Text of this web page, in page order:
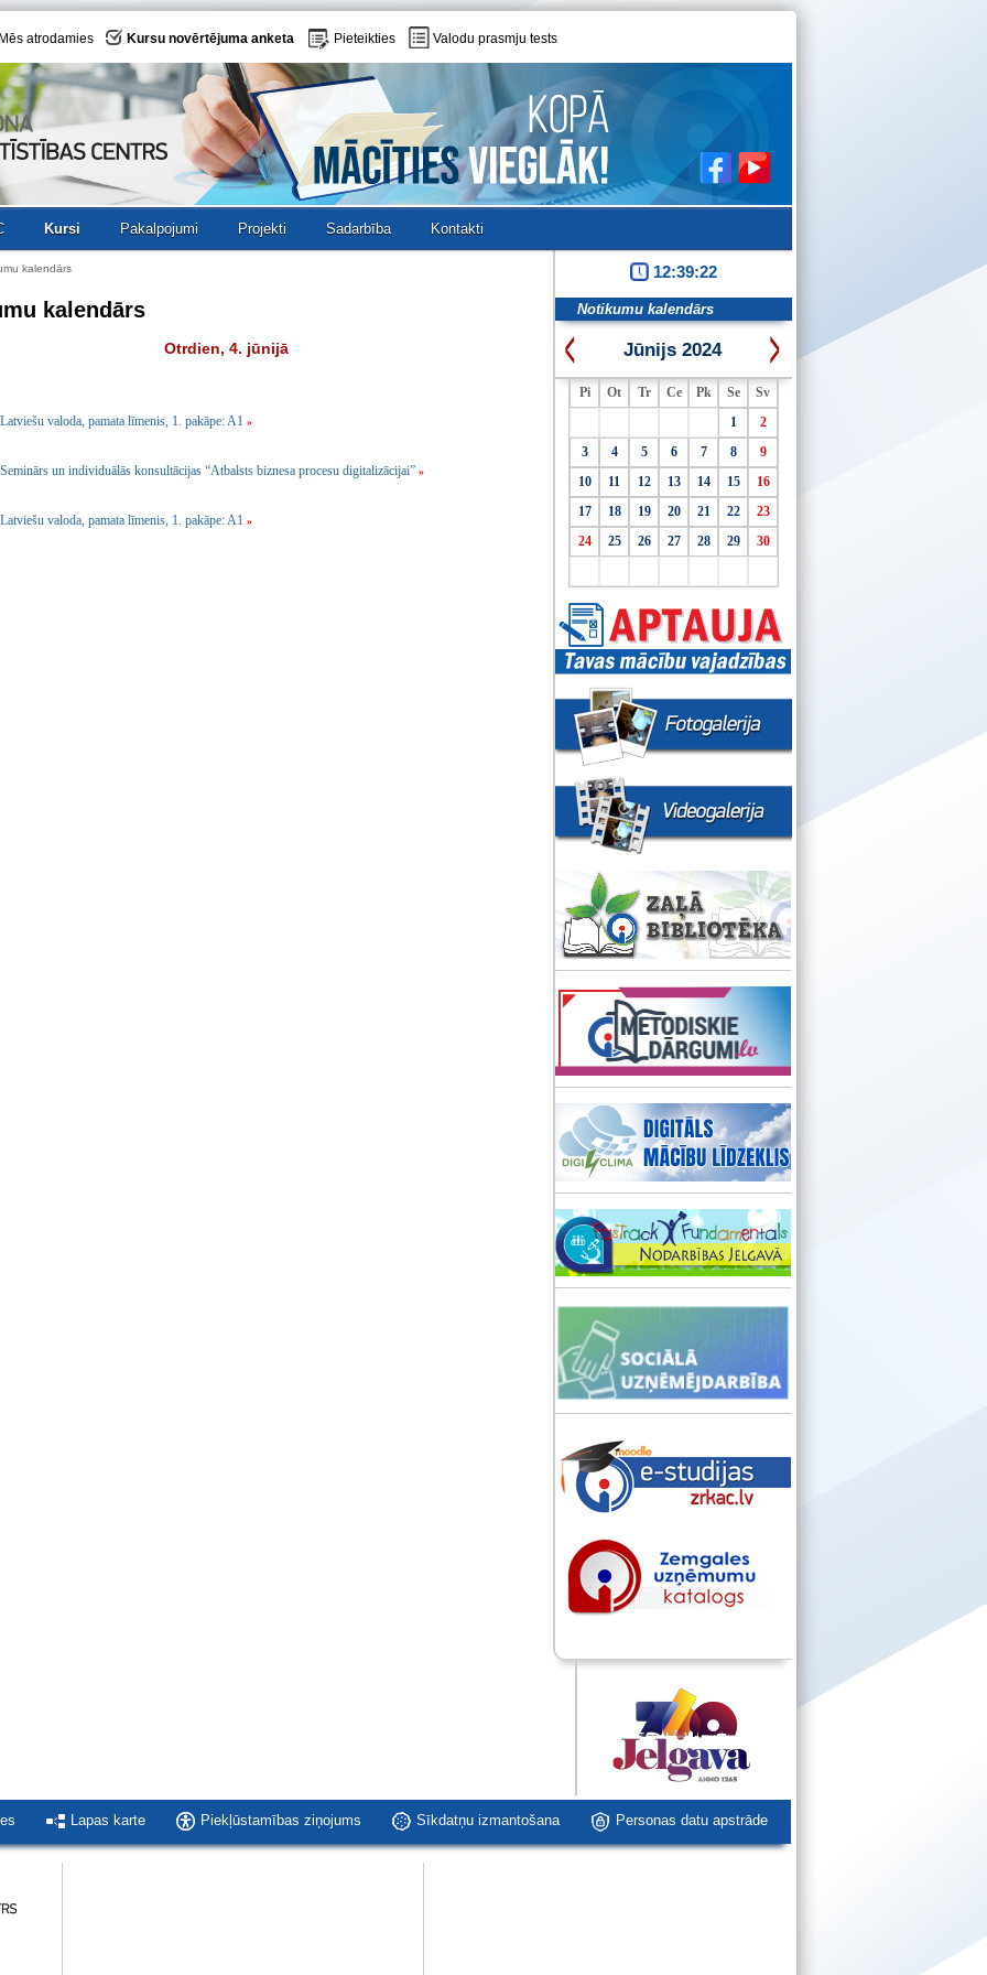
Mēs atrodamies Kursu novērtējuma anketa Pieteikties Valodu prasmju tests
Kursi Pakalpojumi Projekti Sadarbība Kontakti
kalendārs
kalendārs
Otrdien, 4. jūnijā
Latviešu valoda, pamata līmenis, 1. pakāpe: A1 »
Seminārs un individuālās konsultācijas “Atbalsts biznesa procesu digitalizācijai” »
Latviešu valoda, pamata līmenis, 1. pakāpe: A1 »
12:39:22
Notikumu kalendārs
Jūnijs 2024
Pi Ot Tr Ce Pk Se
Sv
1
2
3
4 5 6 7 8
9
10
11 12 13 14 15
16
17
18 19 20 21 22
23
24
25 26 27 28 29 30
Lapas karte Piekļūstamības ziņojums Sīkdatņu izmantošana Personas datu apstrāde